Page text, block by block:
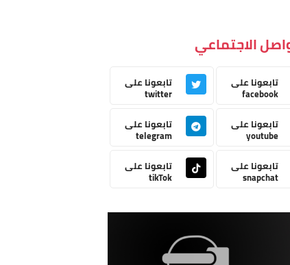
الاجتماعي
تابعونا على
facebook
تابعونا على
twitter
تابعونا على
youtube
تابعونا على
telegram
تابعونا على
snapchat
تابعونا على
tikTok